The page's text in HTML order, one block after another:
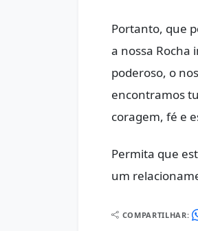
Portanto, que
a nossa Rocha
poderoso, o
encontramos
coragem, fé e
Permita que
um
COMPARTILHAR: